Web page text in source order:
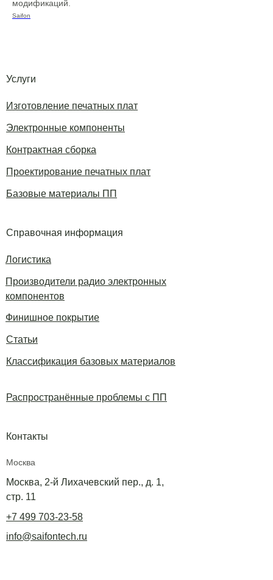
модификаций.
Saifon
Контакты
Москва
Москва, 2-й Лихачевский пер., д. 1,
стр. 11
+7 499 703-23-58
info@saifontech.ru
Справочная информация
Статьи
Классификация базовых материалов
Распространённые проблемы с ПП
Изготовление печатных плат
Электронные компоненты
Контрактная сборка
Проектирование печатных плат
Базовые материалы ПП
Услуги
Логистика
Финишное покрытие
Производители радио электронных
компонентов